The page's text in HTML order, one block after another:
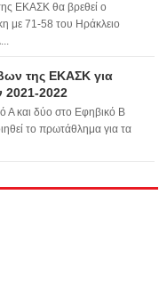
ΕΚΑΣΚ θα βρεθεί ο
με 71-58 του Ηράκλειο
της ΕΚΑΣΚ για
2021-2022
Α και δύο στο Εφηβικό Β
το πρωτάθλημα για τα